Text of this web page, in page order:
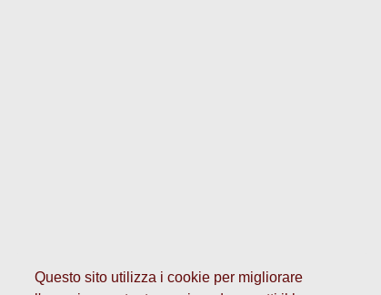
Questo sito utilizza i cookie per migliorare